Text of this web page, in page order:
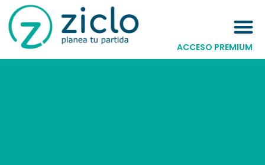
ACCESO PREMIUM